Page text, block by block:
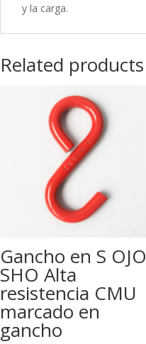
y la carga.
Related products
Gancho en S OJO
SHO Alta
resistencia CMU
marcado en
gancho